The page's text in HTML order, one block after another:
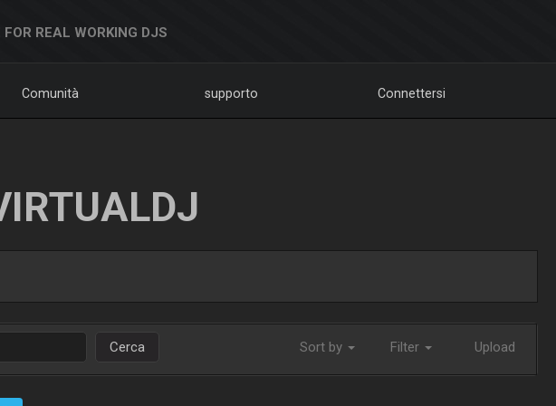
FOR REAL WORKING DJS
Comunità supporto Connettersi
Cerca Sort by Filter Upload